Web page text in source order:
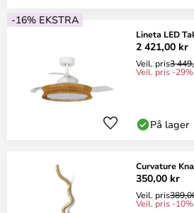
-16% EKSTRA
Lineta LED
2 421,00 kr
Veil. pris3
Veil. pris -29%
På lager
Curvature
350,00 kr
Veil. pris
Veil. pris -10%